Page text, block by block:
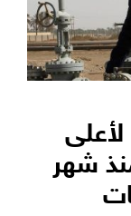
شهر